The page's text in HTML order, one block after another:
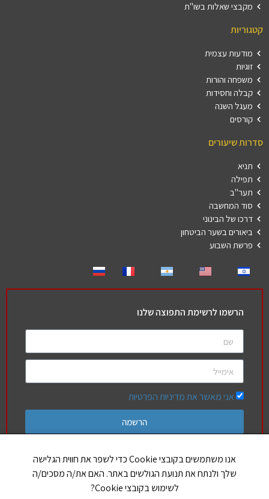
מקבצי שאלות בשו"ת
קטגוריות
מודעות עצמית
זוגיות
משפחה והורות
קבלה וחסידות
מעגל השנה
קורסים
סדרות שיעורים
תניא
תפילה
תער"ב
סוד המחשבה
דרכו של הבינוני
ביאורים בשער הביטחון
פרשת השבוע
הרשמו לרשימת התפוצה שלנו
אני מאשר את מדיניות הפרטיות
הרשמה
חברים שלנו
אנו משתמשים בקובצי Cookie כדי לשפר את חווית הגלישה
שלך ולנתח את תנועת הגולשים באתר. האם את/ה מסכים/ה
לשימוש בקובצי Cookie?